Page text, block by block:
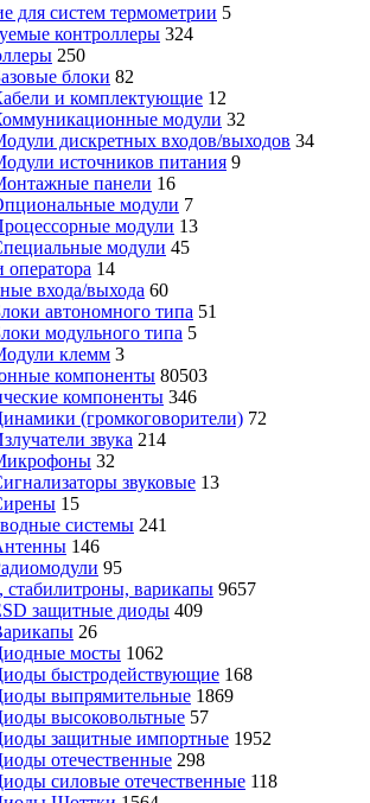
для систем термометрии 5
контроллеры 324
250
блоки 82
и комплектующие 12
модули 32
дискретных входов/выходов 34
источников питания 9
панели 16
модули 7
модули 13
модули 45
оператора 14
входа/выхода 60
автономного типа 51
модульного типа 5
клемм 3
компоненты 80503
компоненты 346
(громкоговорители) 72
звука 214
32
звуковые 13
15
системы 241
146
95
варикапы 9657
защитные диоды 409
26
мосты 1062
быстродействующие 168
выпрямительные 1869
высоковольтные 57
защитные импортные 1952
отечественные 298
силовые отечественные 118